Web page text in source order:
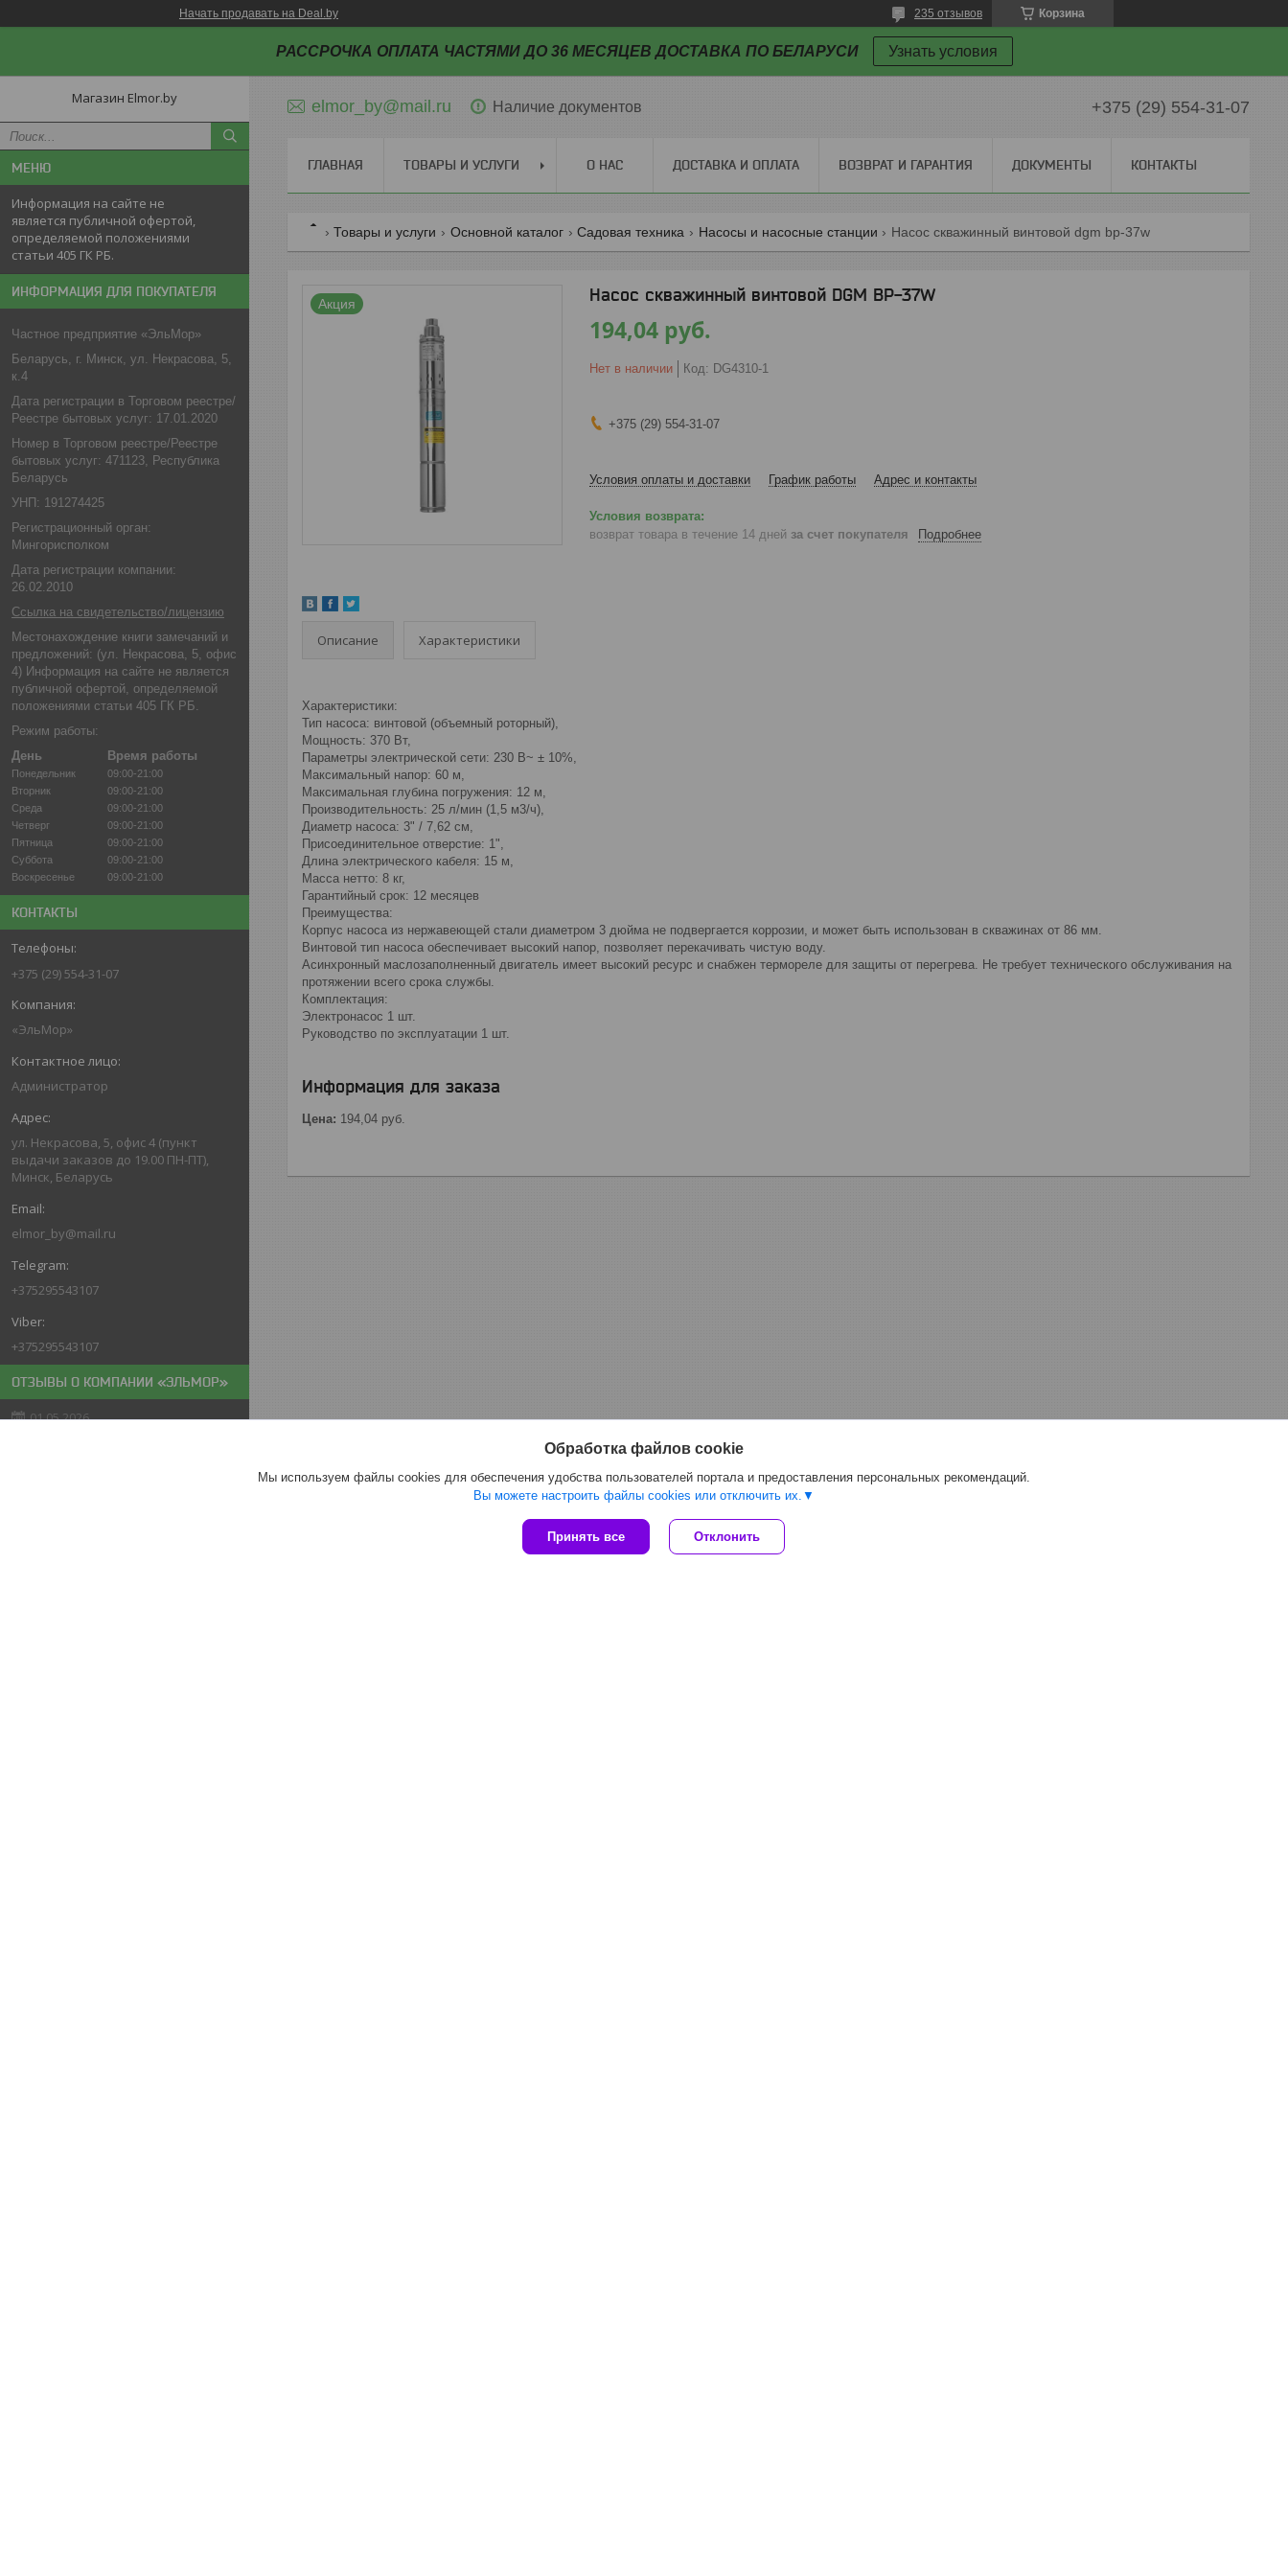
Начать продавать на Deal.by Корзина
235 отзывов
РАССРОЧКА ОПЛАТА ЧАСТЯМИ ДО 36 МЕСЯЦЕВ ДОСТАВКА ПО БЕЛАРУСИ Узнать условия
Магазин Elmor.by
Информация на сайте не
является публичной офертой,
определяемой положениями
статьи 405 ГК РБ.
ИНФОРМАЦИЯ ДЛЯ ПОКУПАТЕЛЯ
Частное предприятие «ЭльМор»
Беларусь, г. Минск, ул. Некрасова, 5,
к.4
Дата регистрации в Торговом реестре/
Реестре бытовых услуг: 17.01.2020
Номер в Торговом реестре/Реестре
бытовых услуг: 471123, Республика
Беларусь
УНП: 191274425
Регистрационный орган:
Мингорисполком
Дата регистрации компании:
26.02.2010
Ссылка на свидетельство/лицензию
Местонахождение книги замечаний и
предложений: (ул. Некрасова, 5, офис
4) Информация на сайте не является
публичной офертой, определяемой
положениями статьи 405 ГК РБ.
Режим работы:
День
Время работы
Понедельник
09:00-21:00
Вторник
09:00-21:00
Среда
09:00-21:00
Четверг
09:00-21:00
Пятница
09:00-21:00
Суббота
09:00-21:00
Воскресенье
09:00-21:00
КОНТАКТЫ
+375 (29) 554-31-07
«ЭльМор»
Администратор
ул. Некрасова, 5, офис 4 (пункт
выдачи заказов до 19.00 ПН-ПТ),
Минск, Беларусь
elmor_by@mail.ru
+375295543107
+375295543107
ОТЗЫВЫ О КОМПАНИИ «ЭЛЬМОР»
01.05.2026
elmor_by@mail.ru Наличие документов +375 (29) 554-31-07
ГЛАВНАЯ ТОВАРЫ И УСЛУГИ О НАС ДОСТАВКА И ОПЛАТА ВОЗВРАТ И ГАРАНТИЯ ДОКУМЕНТЫ КОНТАКТЫ
Товары и услуги Основной каталог Садовая техника Насосы и насосные станции Насос скважинный винтовой dgm bp-37w
Акция Насос скважинный винтовой DGM BP-37W
194,04 руб.
Нет в наличии Код: DG4310-1
+375 (29) 554-31-07
Условия оплаты и доставки График работы Адрес и контакты
возврат товара в течение 14 дней за счет покупателя Подробнее
Описание Характеристики
Характеристики:
Тип насоса: винтовой (объемный роторный),
Мощность: 370 Вт,
Параметры электрической сети: 230 В~ ± 10%,
Максимальный напор: 60 м,
Максимальная глубина погружения: 12 м,
Производительность: 25 л/мин (1,5 м3/ч),
Диаметр насоса: 3" / 7,62 см,
Присоединительное отверстие: 1",
Длина электрического кабеля: 15 м,
Масса нетто: 8 кг,
Гарантийный срок: 12 месяцев
Преимущества:
Корпус насоса из нержавеющей стали диаметром 3 дюйма не подвергается коррозии, и может быть использован в скважинах от 86 мм.
Винтовой тип насоса обеспечивает высокий напор, позволяет перекачивать чистую воду.
Асинхронный маслозаполненный двигатель имеет высокий ресурс и снабжен термореле для защиты от перегрева. Не требует технического обслуживания на
протяжении всего срока службы.
Комплектация:
Электронасос 1 шт.
Руководство по эксплуатации 1 шт.
Информация для заказа
Цена: 194,04 руб.
Обработка файлов cookie
Мы используем файлы cookies для обеспечения удобства пользователей портала и предоставления персональных рекомендаций.
Вы можете настроить файлы cookies или отключить их.
Принять все Отклонить